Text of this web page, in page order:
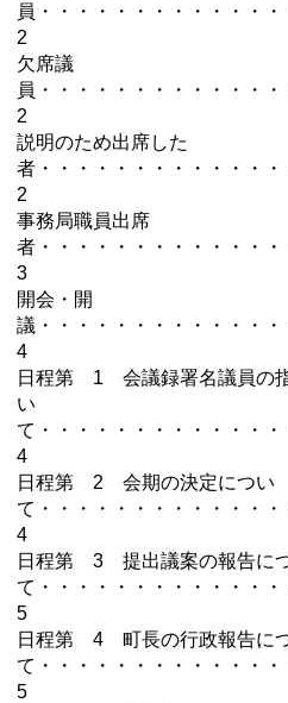
員・・・・・・・・・・・
2
欠席議
員・・・・・・・・・・・
2
説明のため出席した
者・・・・・・・・・・・
2
事務局職員出席
者・・・・・・・・・・・
3
開会・開
議・・・・・・・・・・・
4
日程第 1 会議録署名議員の
い
て・・・・・・・・・・・
4
日程第 2 会期の決定につい
て・・・・・・・・・・・
4
日程第 3 提出議案の報告に
て・・・・・・・・・・・
5
日程第 4 町長の行政報告に
て・・・・・・・・・・・
5